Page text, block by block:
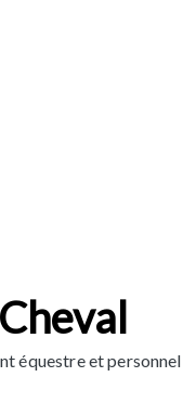
équestre et personnel